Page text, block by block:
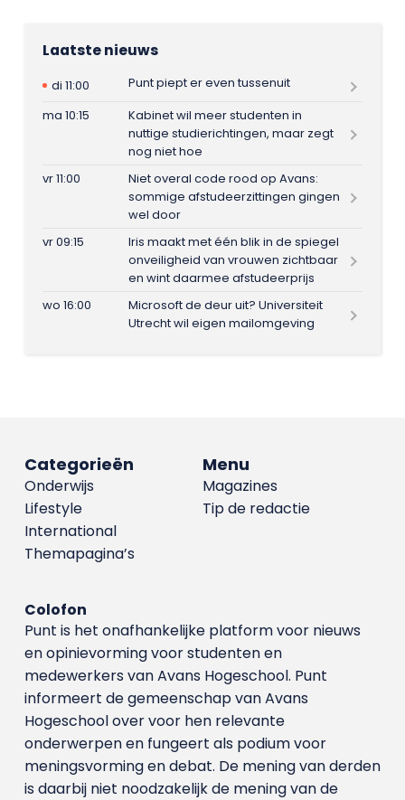
Laatste nieuws
di 11:00
Punt piept er even tussenuit
ma 10:15
Kabinet wil meer studenten in
nuttige studierichtingen, maar zegt
nog niet hoe
vr 11:00
Niet overal code rood op Avans:
sommige afstudeerzittingen gingen
wel door
vr 09:15
Iris maakt met één blik in de spiegel
onveiligheid van vrouwen zichtbaar
en wint daarmee afstudeerprijs
wo 16:00
Microsoft de deur uit? Universiteit
Utrecht wil eigen mailomgeving
Menu
Magazines
Tip de redactie
Categorieën
Onderwijs
Lifestyle
International
Themapagina’s
Colofon
Punt is het onafhankelijke platform voor nieuws
en opinievorming voor studenten en
medewerkers van Avans Hoge­school. Punt
informeert de gemeenschap van Avans
Hogeschool over voor hen relevante
onderwerpen en fungeert als podium voor
meningsvorming en debat. De mening van derden
is daarbij niet noodzakelijk de mening van de